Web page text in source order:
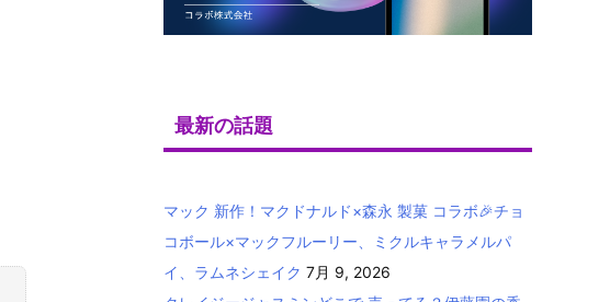
最新の話題
マック 新作！マクドナルド×森永 製菓 コラボ🎉チョ
コボール×マックフルーリー、ミクルキャラメルパ
イ、ラムネシェイク 7月 9, 2026